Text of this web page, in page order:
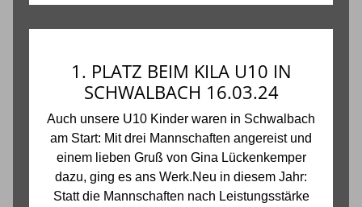
1. PLATZ BEIM KILA U10 IN
SCHWALBACH 16.03.24
Auch unsere U10 Kinder waren in Schwalbach
am Start: Mit drei Mannschaften angereist und
einem lieben Gruß von Gina Lückenkemper
dazu, ging es ans Werk.Neu in diesem Jahr:
Statt die Mannschaften nach Leistungsstärke